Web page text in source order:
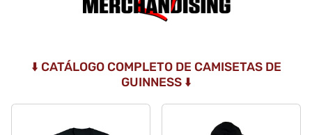
⬇️ CATÁLOGO COMPLETO DE CAMISETAS DE
GUINNESS ⬇️